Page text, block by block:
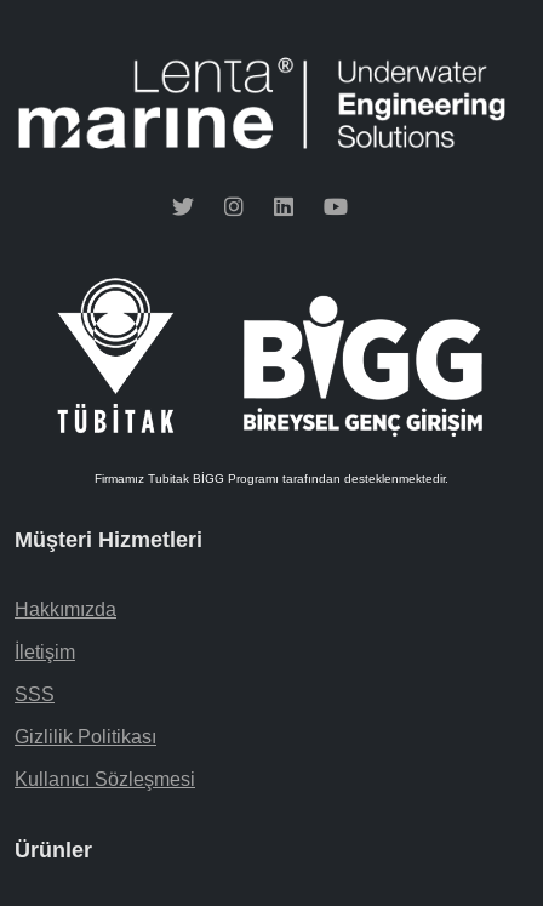
Firmamız Tubitak BİGG Programı tarafından desteklenmektedir.
Müşteri Hizmetleri
Hakkımızda
İletişim
SSS
Gizlilik Politikası
Kullanıcı Sözleşmesi
Ürünler